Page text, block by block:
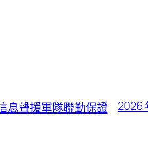
息聲援軍隊聯勤保證
2026